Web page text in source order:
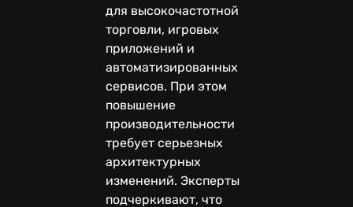
для высокочастотной
торговли, игровых
приложений и
автоматизированных
сервисов. При этом
повышение
производительности
требует серьезных
архитектурных
изменений. Эксперты
подчеркивают, что